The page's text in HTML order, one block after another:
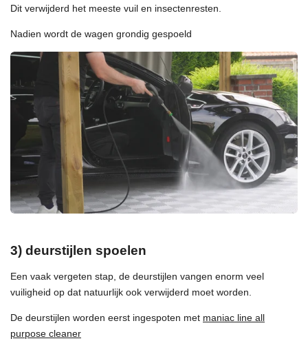
Dit verwijderd het meeste vuil en insectenresten.
Nadien wordt de wagen grondig gespoeld
3) deurstijlen spoelen
Een vaak vergeten stap, de deurstijlen vangen enorm veel
vuiligheid op dat natuurlijk ook verwijderd moet worden.
De deurstijlen worden eerst ingespoten met maniac line all
purpose cleaner